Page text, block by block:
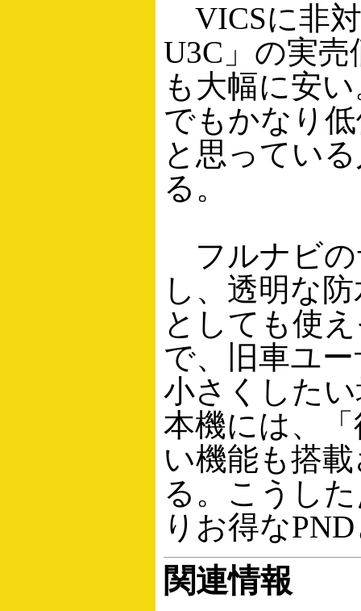
VICSに非
U3C」の実
も大幅に安
でもかなり
と思ってい
る。
フルナビの
し、透明な
としても使
で、旧車ユ
小さくした
本機には、
い機能も搭
る。こうし
りお得な
関連情報